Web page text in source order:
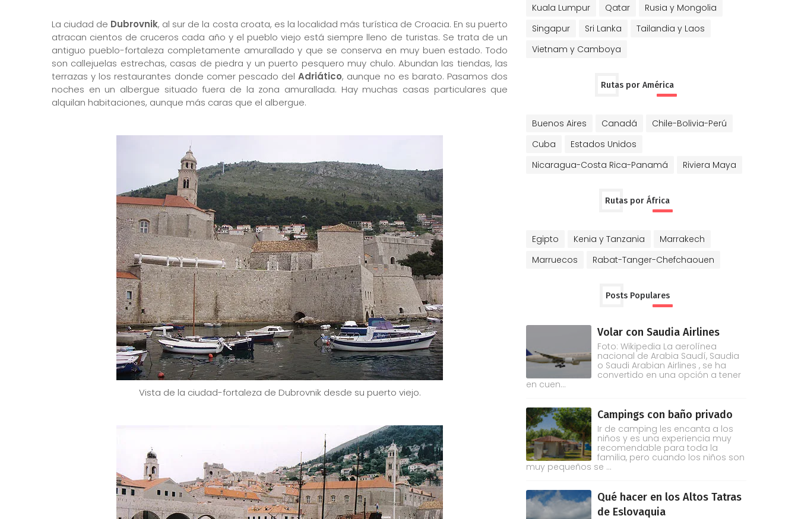
La ciudad de Dubrovnik, al sur de la costa croata, es la localidad más turística de Croacia. En su puerto
atracan cientos de cruceros cada año y el pueblo viejo está siempre lleno de turistas. Se trata de un
antiguo pueblo-fortaleza completamente amurallado y que se conserva en muy buen estado. Todo
son callejuelas estrechas, casas de piedra y un puerto pesquero muy chulo. Abundan las tiendas, las
terrazas y los restaurantes donde comer pescado delAdriático, aunque no es barato. Pasamos dos
noches en un albergue situado fuera de la zona amurallada. Hay muchas casas particulares que
alquilan habitaciones, aunque más caras que el albergue.
Vista de la ciudad-fortaleza de Dubrovnik desde su puerto viejo.
Kuala Lumpur
Qatar
Rusia y Mongolia
Singapur
Sri Lanka
Tailandia y Laos
Vietnam y Camboya
Rutas por América
Buenos Aires Canadá
Chile-Bolivia-Perú
Cuba
Estados Unidos
Nicaragua-Costa Rica-Panamá
Riviera Maya
Rutas por África
Egipto Kenia y Tanzania
Marrakech
Marruecos
Rabat-Tanger-Chefchaouen
Posts Populares
Volar con Saudia Airlines
Foto: Wikipedia La aerolínea
nacional de Arabia Saudí, Saudia
o Saudi Arabian Airlines , se ha
convertido en una opción a tener
en cuen...
Campings con baño privado
Ir de camping les encanta a los
niños y es una experiencia muy
recomendable para toda la
familia, pero cuando los niños son
muy pequeños se ...
Qué hacer en los Altos Tatras
de Eslovaquia